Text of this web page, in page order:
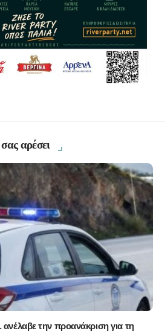
αρέσει
την προανάκριση για τη